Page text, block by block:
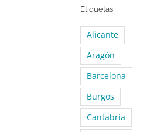
Etiquetas
Alicante
Aragón
Barcelona
Burgos
Cantabria